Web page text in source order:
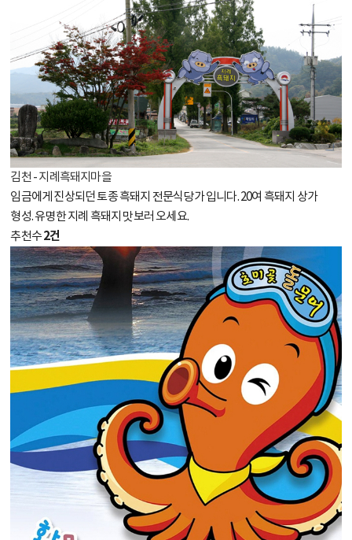
김천 - 지례흑돼지마을
임금에게 진상되던 토종 흑돼지 전문식당가 입니다. 20여 흑돼지 상가
형성. 유명한 지례 흑돼지 맛보러 오세요.
추천수2건